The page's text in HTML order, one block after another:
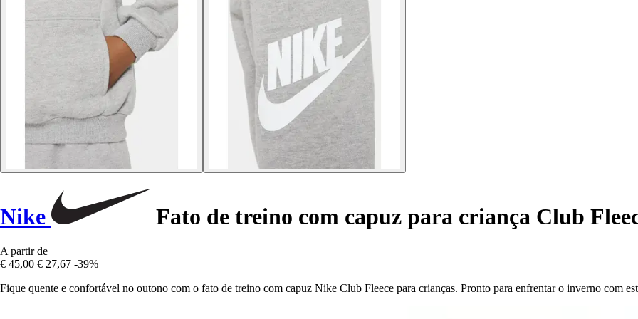
Nike Fato de treino com capuz para criança Club
A partir de
€ 45,00 € 27,67 -39%
Fique quente e confortável no outono com o fato de treino com capuz Nike Club Fleece para crianças. Pronto para enfrentar o inverno com